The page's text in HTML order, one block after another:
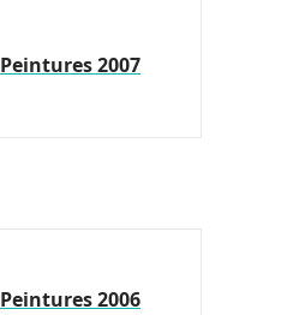
Peintures 2007
Peintures 2006